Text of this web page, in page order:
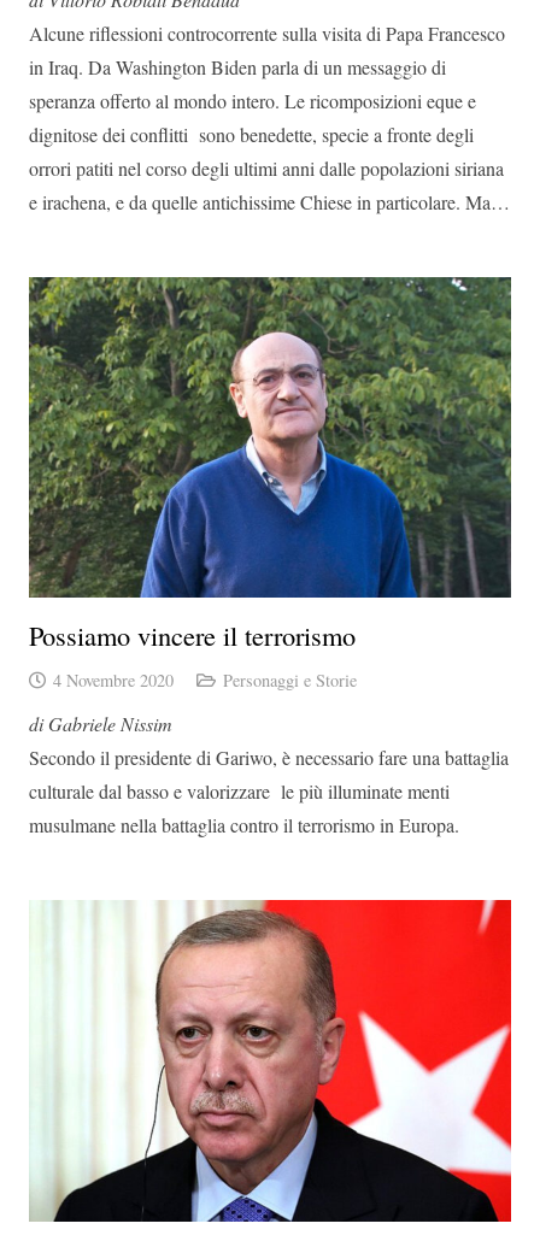
Alcune riflessioni controcorrente sulla visita di Papa Francesco
in Iraq. Da Washington Biden parla di un messaggio di
speranza offerto al mondo intero. Le ricomposizioni eque e
dignitose dei conflitti sono benedette, specie a fronte degli
orrori patiti nel corso degli ultimi anni dalle popolazioni siriana
e irachena, e da quelle antichissime Chiese in particolare. Ma…
Possiamo vincere il terrorismo
4 Novembre 2020 Personaggi e Storie
di Gabriele Nissim
Secondo il presidente di Gariwo, è necessario fare una battaglia
culturale dal basso e valorizzare le più illuminate menti
musulmane nella battaglia contro il terrorismo in Europa.